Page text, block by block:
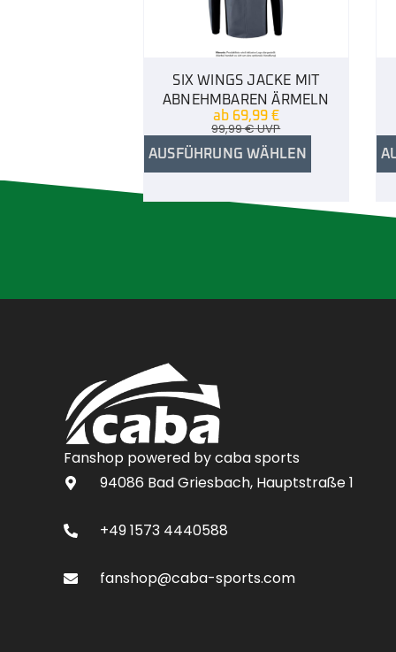
SIX WINGS JACKE MIT
ABNEHMBAREN ÄRMELN
ab 69,99 €
99,99€UVP
AUSFÜHRUNG WÄHLEN
Fanshop powered by caba sports
94086 Bad Griesbach, Hauptstraße 1
+49 1573 4440588
fanshop@caba-sports.com